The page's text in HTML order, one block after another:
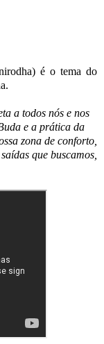
é o tema do
a todos nós e nos
e a prática da
zona de conforto,
que buscamos,